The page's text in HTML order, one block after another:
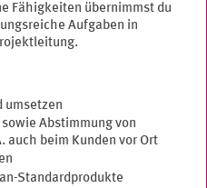
Fähigkeiten übernimmst du
Aufgaben in
umsetzen
Abstimmung von
auch beim Kunden vor Ort
Standardprodukte